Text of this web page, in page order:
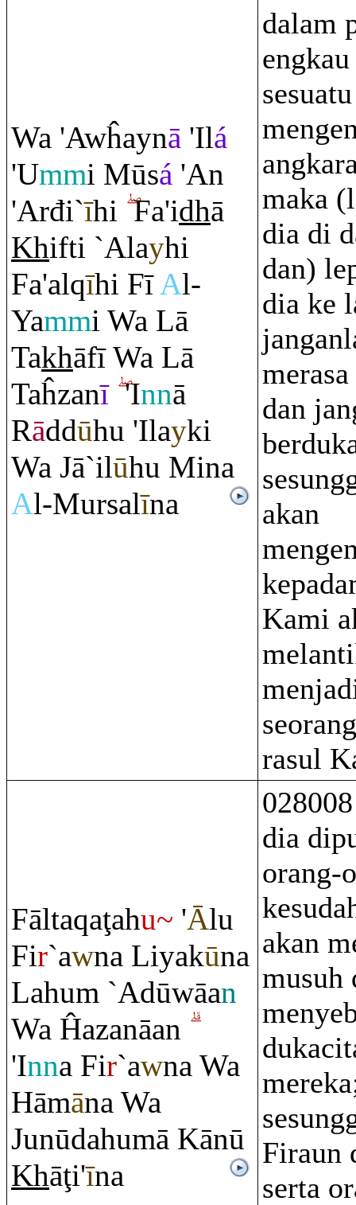
Wa 'Awĥaynā 'Ilá
'Ummi Mūsá 'An
'Arđi`īhi Fa'idhā
Khifti `Alayhi
Fa'alqīhi FīAl-
Yammi Wa Lā
Takhāfī Wa Lā
Taĥzanī 'Innā
Rāddūhu 'Ilayki
Wa Jā`ilūhu Mina
Al-Mursalīna
dalam
maka
dia di
dan)
dia ke
dan
akan
Kami
rasul
Fāltaqaţahu~ 'Ālu
Fir`awna Liyakūna
Lahum `Adūwāan
Wa Ĥazanāan
'Inna Fir`awna Wa
Hāmāna Wa
Junūdahumā Kānū
Khāţi'īna
dia
orang-
akan
musuh
Firaun
serta